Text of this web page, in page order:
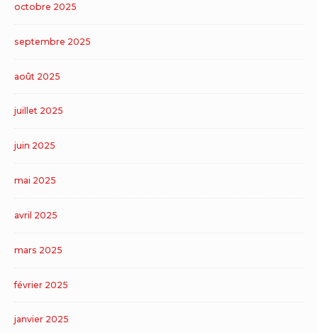
octobre 2025
septembre 2025
août 2025
juillet 2025
juin 2025
mai 2025
avril 2025
mars 2025
février 2025
janvier 2025